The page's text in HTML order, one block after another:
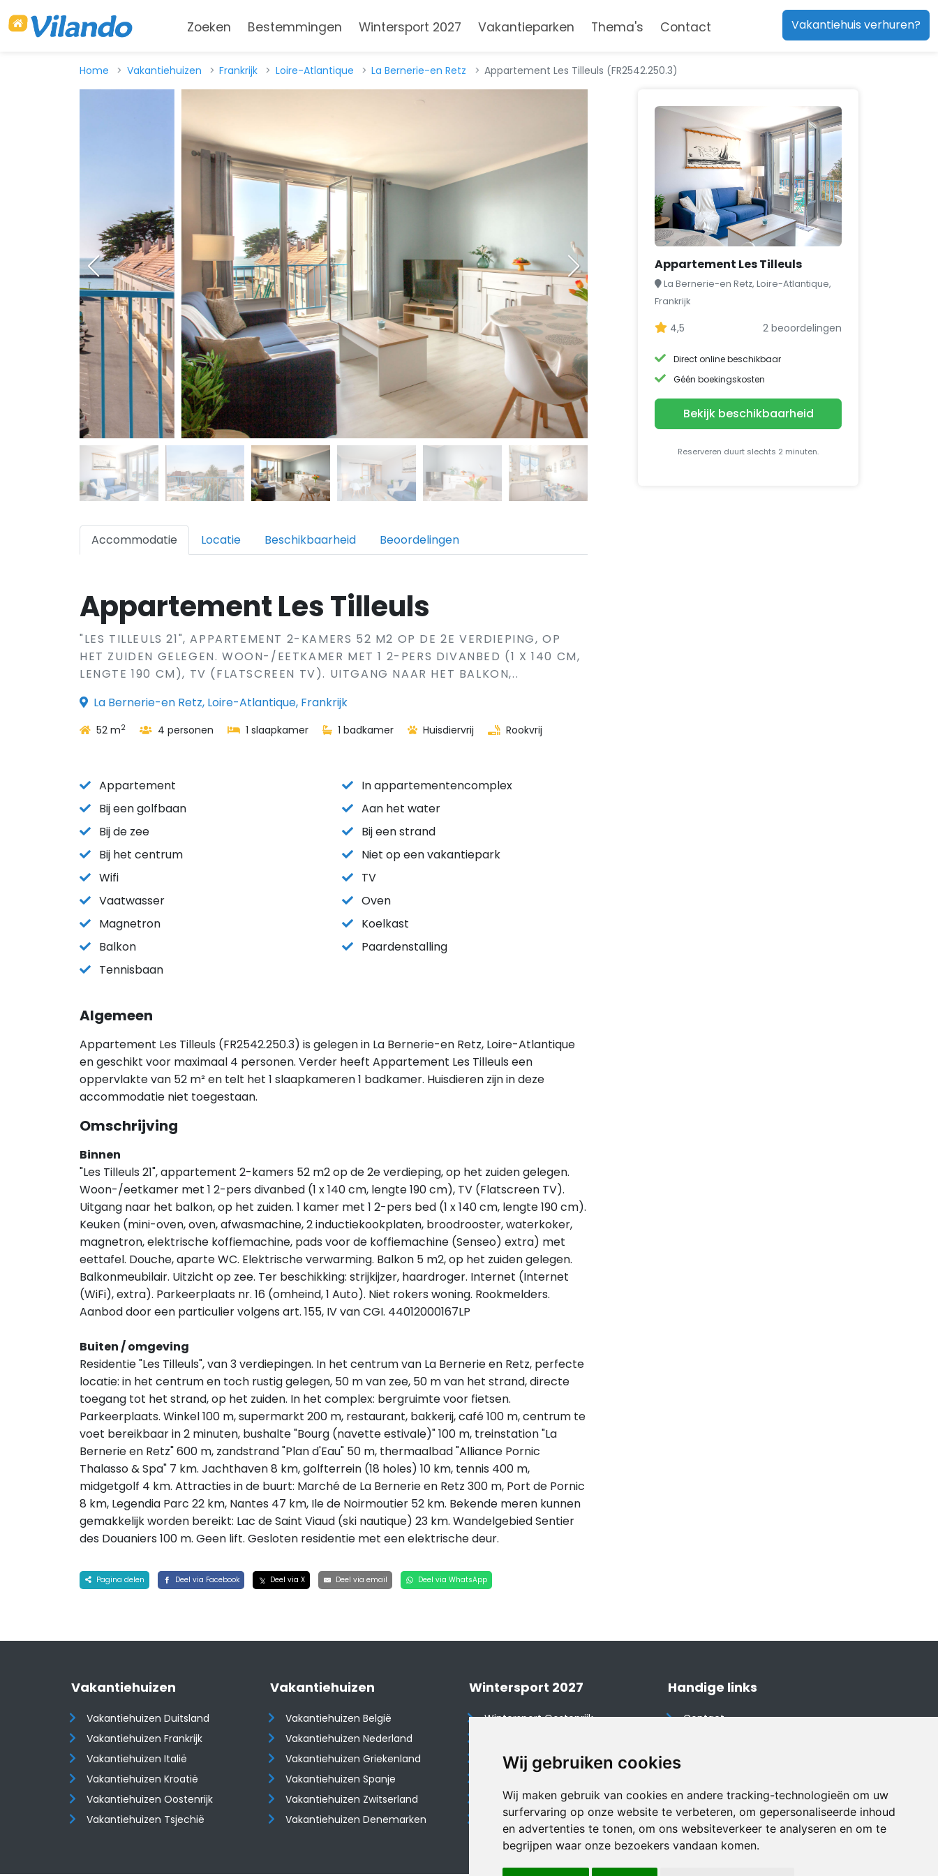
Wij gebruiken cookies
Wij maken gebruik van cookies en andere tracking-technologieën om uw
surfervaring op onze website te verbeteren, om gepersonaliseerde inhoud
en advertenties te tonen, om ons websiteverkeer te analyseren en om te
begrijpen waar onze bezoekers vandaan komen.
Zoeken Bestemmingen Wintersport 2027 Vakantieparken Thema's Contact Vakantiehuis verhuren?
Home Vakantiehuizen Frankrijk Loire-Atlantique La Bernerie-en Retz Appartement Les Tilleuls (FR2542.250.3)
Accommodatie Locatie Beschikbaarheid Beoordelingen
Appartement Les Tilleuls
"LES TILLEULS 21", APPARTEMENT 2-KAMERS 52 M2 OP DE 2E VERDIEPING, OP
HET ZUIDEN GELEGEN. WOON-/EETKAMER MET 1 2-PERS DIVANBED (1 X 140 CM,
LENGTE 190 CM), TV (FLATSCREEN TV). UITGANG NAAR HET BALKON,..
La Bernerie-en Retz, Loire-Atlantique, Frankrijk
52 m2 4 personen 1 slaapkamer 1 badkamer Huisdiervrij Rookvrij
Appartement
In appartementencomplex
Bij een golfbaan
Aan het water
Bij de zee
Bij een strand
Bij het centrum
Niet op een vakantiepark
Wifi
TV
Vaatwasser
Oven
Magnetron
Koelkast
Balkon
Paardenstalling
Tennisbaan
Algemeen
Appartement Les Tilleuls (FR2542.250.3) is gelegen in La Bernerie-en Retz, Loire-Atlantique
en geschikt voor maximaal 4 personen. Verder heeft Appartement Les Tilleuls een
oppervlakte van 52 m² en telt het 1 slaapkameren 1 badkamer. Huisdieren zijn in deze
accommodatie niet toegestaan.
Omschrijving
Binnen
"Les Tilleuls 21", appartement 2-kamers 52 m2 op de 2e verdieping, op het zuiden gelegen.
Woon-/eetkamer met 1 2-pers divanbed (1 x 140 cm, lengte 190 cm), TV (Flatscreen TV).
Uitgang naar het balkon, op het zuiden. 1 kamer met 1 2-pers bed (1 x 140 cm, lengte 190 cm).
Keuken (mini-oven, oven, afwasmachine, 2 inductiekookplaten, broodrooster, waterkoker,
magnetron, elektrische koffiemachine, pads voor de koffiemachine (Senseo) extra) met
eettafel. Douche, aparte WC. Elektrische verwarming. Balkon 5 m2, op het zuiden gelegen.
Balkonmeubilair. Uitzicht op zee. Ter beschikking: strijkijzer, haardroger. Internet (Internet
(WiFi), extra). Parkeerplaats nr. 16 (omheind, 1 Auto). Niet rokers woning. Rookmelders.
Aanbod door een particulier volgens art. 155, IV van CGI. 44012000167LP
Buiten / omgeving
Residentie "Les Tilleuls", van 3 verdiepingen. In het centrum van La Bernerie en Retz, perfecte
locatie: in het centrum en toch rustig gelegen, 50 m van zee, 50 m van het strand, directe
toegang tot het strand, op het zuiden. In het complex: bergruimte voor fietsen.
Parkeerplaats. Winkel 100 m, supermarkt 200 m, restaurant, bakkerij, café 100 m, centrum te
voet bereikbaar in 2 minuten, bushalte "Bourg (navette estivale)" 100 m, treinstation "La
Bernerie en Retz" 600 m, zandstrand "Plan d'Eau" 50 m, thermaalbad "Alliance Pornic
Thalasso & Spa" 7 km. Jachthaven 8 km, golfterrein (18 holes) 10 km, tennis 400 m,
midgetgolf 4 km. Attracties in de buurt: Marché de La Bernerie en Retz 300 m, Port de Pornic
8 km, Legendia Parc 22 km, Nantes 47 km, Ile de Noirmoutier 52 km. Bekende meren kunnen
gemakkelijk worden bereikt: Lac de Saint Viaud (ski nautique) 23 km. Wandelgebied Sentier
des Douaniers 100 m. Geen lift. Gesloten residentie met een elektrische deur.
Pagina delen Deel via Facebook Deel via X Deel via email Deel via WhatsApp
Appartement Les Tilleuls
La Bernerie-en Retz, Loire-Atlantique,
Frankrijk
4,5 2 beoordelingen
Direct online beschikbaar
Géén boekingskosten
Bekijk beschikbaarheid
Reserveren duurt slechts 2 minuten.
Vakantiehuizen
Vakantiehuizen Duitsland
Vakantiehuizen Frankrijk
Vakantiehuizen Italië
Vakantiehuizen Kroatië
​​​​​​​Vakantiehuizen Oostenrijk
Vakantiehuizen Tsjechië
Vakantiehuizen
Vakantiehuizen België
Vakantiehuizen Nederland
Vakantiehuizen Griekenland
Vakantiehuizen Spanje
​​​​​​​Vakantiehuizen Zwitserland
Vakantiehuizen Denemarken
Wintersport 2027
Wintersport Oostenrijk
Wintersport Tsjechië
Wintersport Duitsland
Wintersport Italië
Handige links
Contact
Disclaimer
Vakantiehuis website